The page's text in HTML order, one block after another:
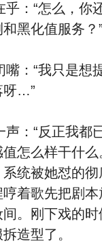
：“怎么，你
黑化值服务？”
：“我只是想
呀…”
：“反正我都
怎么样干什么
统被她怼的
着歌先把剧本
。刚下戏的
造型了。